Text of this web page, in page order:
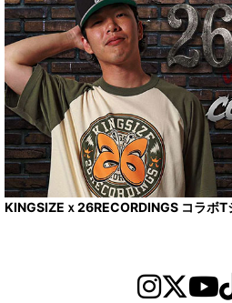
KINGSIZEｘ26RECORDINGS コラボ